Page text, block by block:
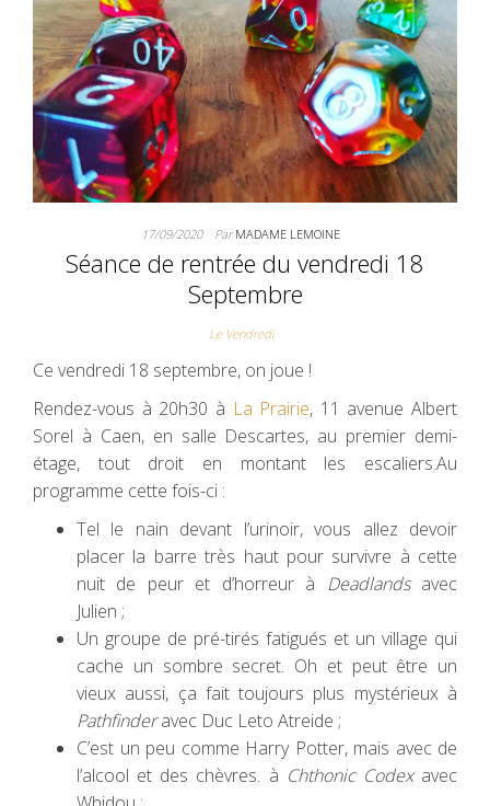
17/09/2020 ParMADAME LEMOINE
Séance de rentrée du vendredi 18
Septembre
Le Vendredi
Ce vendredi 18 septembre, on joue !
Rendez-vous à 20h30 à La Prairie, 11 avenue Albert
Sorel à Caen, en salle Descartes, au premier demi-
étage, tout droit en montant les escaliers.Au
programme cette fois-ci :
Tel le nain devant l’urinoir, vous allez devoir
placer la barre très haut pour survivre à cette
nuit de peur et d’horreur à Deadlandsavec
Julien ;
Un groupe de pré-tirés fatigués et un village qui
cache un sombre secret. Oh et peut être un
vieux aussi, ça fait toujours plus mystérieux à
Pathfinderavec Duc Leto Atreide ;
C’est un peu comme Harry Potter, mais avec de
l’alcool et des chèvres. à Chthonic Codexavec